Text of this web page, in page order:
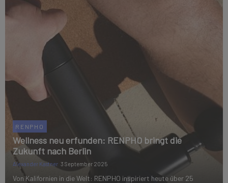
RENPHO
Wellness neu erfunden: RENPHO bringt die
Zukunft nach Berlin
Alexander Kastner 3 September 2025
Von Kalifornien in die Welt: RENPHO inspiriert heute über 25